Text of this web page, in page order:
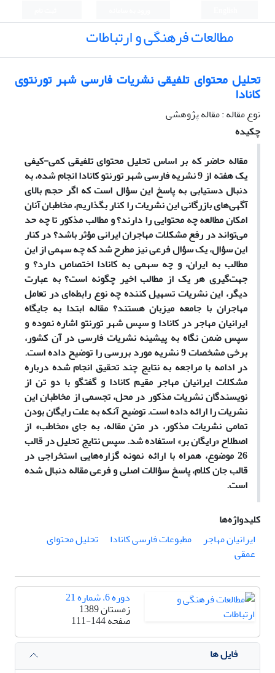
مطالعات فرهنگی و ارتباطات
تحلیل محتوای تلفیقی نشریات فارسی شهر تورنتوی
کانادا
نوع مقاله : مقاله پژوهشی
چکیده
مقاله حاضر که بر اساس تحلیل محتوای تلفیقی کمی-کیفی
یک هفته از 9 نشریه فارسی شهر تورنتو کانادا انجام شده، به
دنبال دستیابی به پاسخ این سؤال است که اگر حجم بالای
آگهی‌های بازرگانی این نشریات را کنار بگذاریم،مخاطبان آنان
امکان مطالعه چه محتوایی را دارند؟ و مطالب مذکور تا چه حد
می‌تواند در رفع مشکلات مهاجران ایرانی مؤثر باشد؟ در کنار
این سؤال، یک سؤال فرعی نیز مطرح شد که چه سهمی از این
مطالب به ایران، و چه سهمی به کانادا اختصاص دارد؟ و
جهت‌گیری هر یک از مطالب اخیر چگونه است؟ به عبارت
دیگر، این نشریات تسهیل کننده چه نوع رابطه‌ای در تعامل
مهاجران با جامعه میزبان هستند؟مقاله ابتدا به جایگاه
ایرانیان مهاجر در کانادا و سپس شهر تورنتو اشاره نموده و
سپس ضمن نگاه به پیشینه نشریات فارسی در آن کشور،
برخی مشخصات 9 نشریه مورد بررسی را توضیح داده است.
در ادامه با مراجعه به نتایج چند تحقیق انجام شده درباره
مشکلات ایرانیان مهاجر مقیم کانادا و گفتگو با دو تن از
نویسندگان نشریات مذکور در محل، تجسمی از مخاطبان این
نشریات را ارائه داده است‌. توضیح آنکه به علت رایگان بودن
تمامی نشریات مذکور، در متن مقاله، به جای «مخاطب» از
اصطلاح «رایگان بر» استفاده شد. سپس نتایج تحلیل در قالب
26 موضوع، همراه با ارائه نمونه گزاره‌هایی استخراجی در
قالب جان کلام، پاسخ سؤالات اصلی و فرعی مقاله دنبال شده
است.
کلیدواژه‌ها
ایرانیان مهاجر
مطبوعات فارسی کانادا
تحلیل محتوای
عمقی
دوره 6، شماره 21
زمستان 1389
صفحه111-144
فایل ها